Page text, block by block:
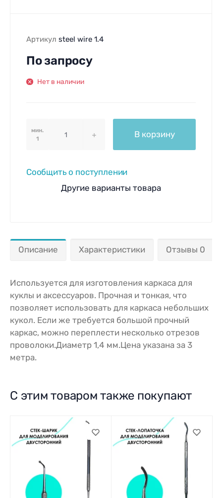
Артикул steel wire 1.4
По запросу
Нет в наличии
мин.
1
В корзину
Сообщить о поступлении
Другие варианты товара
Описание Характеристики Отзывы 0
Используется для изготовления каркаса для
куклы и аксессуаров. Прочная и тонкая, что
позволяет использовать для каркаса небольших
кукол. Если же требуется большой прочный
каркас, можно переплести несколько отрезов
проволоки.Диаметр 1,4 мм.Цена указана за 3
метра.
С этим товаром также покупают